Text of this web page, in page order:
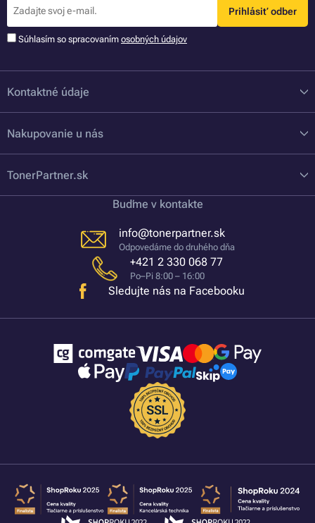
Prihlásiť odber
Súhlasím so spracovaním osobných údajov
Kontaktné údaje
Nakupovanie u nás
TonerPartner.sk
Buďme v kontakte
info@tonerpartner.sk
Odpovedáme do druhého dňa
+421 2 330 068 77
Po–Pi 8:00 – 16:00
Sledujte nás na Facebooku